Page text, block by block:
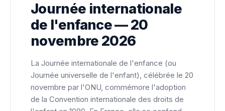
Journée internationale
de l'enfance — 20
novembre 2026
La Journée internationale de l'enfance (ou
Journée universelle de l'enfant), célébrée le 20
novembre par l'ONU, commémore l'adoption
de la Convention internationale des droits de